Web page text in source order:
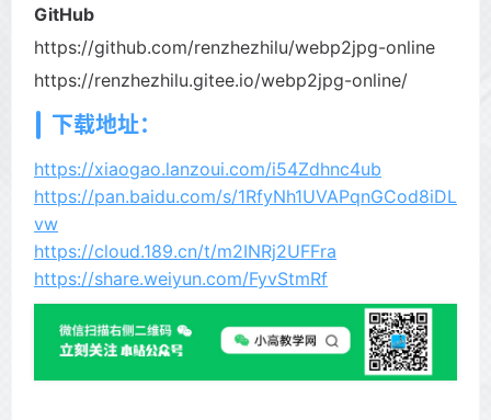
GitHub
https://github.com/renzhezhilu/webp2jpg-online
https://renzhezhilu.gitee.io/webp2jpg-online/
下载地址：
https://xiaogao.lanzoui.com/i54Zdhnc4ub
https://pan.baidu.com/s/1RfyNh1UVAPqnGCod8iDL
vw
https://cloud.189.cn/t/m2INRj2UFFra
https://share.weiyun.com/FyvStmRf